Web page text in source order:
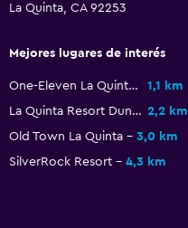
Bicicletas
Bolera
La Quinta, CA 92253
Mejores lugares de interés
One-Eleven La Quinta Centre 1,1 km
La Quinta Resort Dunes Course 2,2 km
Old Town La Quinta
3,0 km
SilverRock Resort
4,3 km